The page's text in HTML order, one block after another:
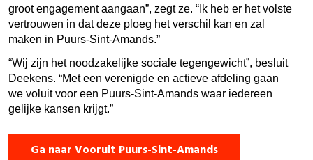
groot engagement aangaan”, zegt ze. “Ik heb er het volste
vertrouwen in dat deze ploeg het verschil kan en zal
maken in Puurs-Sint-Amands.”
“Wij zijn het noodzakelijke sociale tegengewicht”, besluit
Deekens. “Met een verenigde en actieve afdeling gaan
we voluit voor een Puurs-Sint-Amands waar iedereen
gelijke kansen krijgt.”
Ga naar Vooruit Puurs-Sint-Amands